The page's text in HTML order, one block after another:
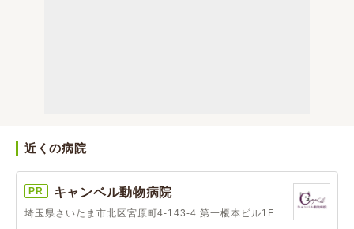
近くの病院
PR キャンベル動物病院
埼玉県さいたま市北区宮原町4-143-4 第一榎本ビル1F